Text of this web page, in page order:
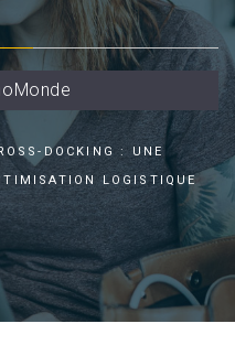
DOCKING : UNE
LOGISTIQUE